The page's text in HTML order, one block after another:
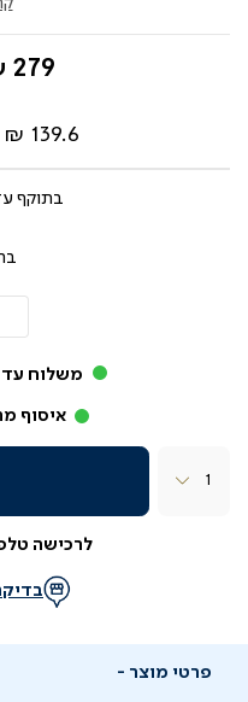
החל
279 ₪
139.6 ₪
בתוקף
משלוח עד
איסוף
לרכישה טלפונית
פרטי מוצר